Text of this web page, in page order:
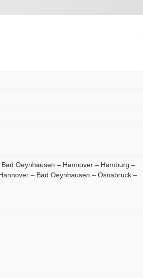
Oeynhausen – Hannover – Hamburg –
– Bad Oeynhausen – Osnabruck –